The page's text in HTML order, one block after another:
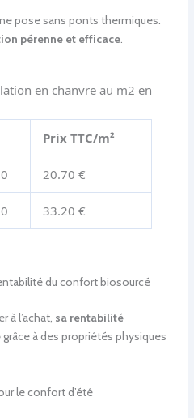
pose sans ponts thermiques.
pérenne et efficace.
en chanvre au m2 en
Prix TTC/m²
20.70 €
33.20 €
du confort biosourcé
à l’achat, sa rentabilité
grâce à des propriétés physiques
le confort d’été